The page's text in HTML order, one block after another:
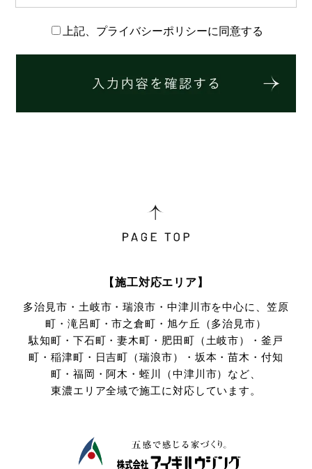
プライバシー情報のうち「個人情報」とは，個人情報保護法
にいう「個人情報」を指すものとし，生存する個人に関する
情報であって，当該情報に含まれる氏名，生年月日，住所，
きる情報を指します。
第２条（プライバシー情報の収集方法）
所，電話番号，メールアドレス，銀行口座番号，クレジット
とがあります。また，ユーザーと提携先などとの間でなされ
たユーザーの個人情報を含む取引記録や，決済に関する情報
を当社の提携先（情報提供元，広告主，広告配信先などを含
みます。以下，｢提携先｣といいます。）などから収集するこ
とがあります。
当社は，ユーザーについて，利用したサービスやソフトウエ
の各種設定情報なども含みます），IPアドレス，クッキー情
報，位置情報，端末の個体識別情報などの履歴情報および特
上記、プライバシーポリシーに同意する
【施工対応エリア】
多治見市・土岐市・瑞浪市・中津川市を中心に、笠原
町・滝呂町・市之倉町・旭ケ丘（多治見市）
駄知町・下石町・妻木町・肥田町（土岐市）・釜戸
町・稲津町・日吉町（瑞浪市）・坂本・苗木・付知
町・ 福岡・阿木・蛭川（中津川市）など、
東濃エリア全域で施工に対応しています。